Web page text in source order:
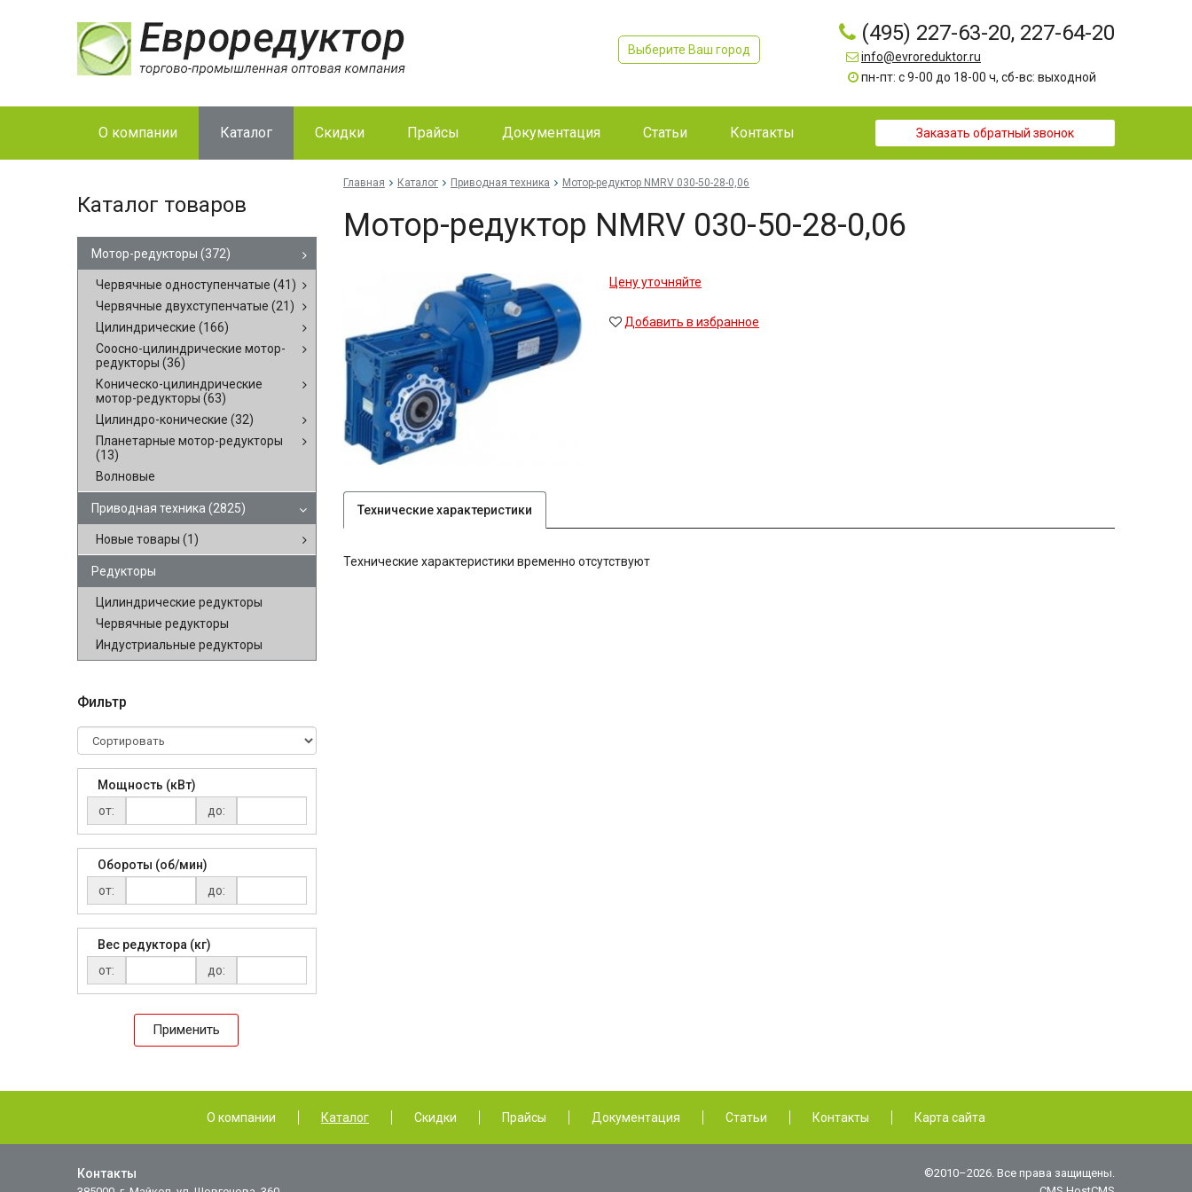
Выберите Ваш город
(495) 227-63-20, 227-64-20
info@evroreduktor.ru
пн-пт: с 9-00 до 18-00 ч, сб-вс: выходной
О компании Каталог Скидки Прайсы Документация Статьи Контакты Заказать обратный звонок
Каталог товаров
Мотор-редукторы (372)
Червячные одноступенчатые (41)
Червячные двухступенчатые (21)
Цилиндрические (166)
Соосно-цилиндрические мотор-
редукторы (36)
Коническо-цилиндрические
мотор-редукторы (63)
Цилиндро-конические (32)
Планетарные мотор-редукторы
(13)
Волновые
Приводная техника (2825)
Новые товары (1)
Редукторы
Цилиндрические редукторы
Червячные редукторы
Индустриальные редукторы
Фильтр
Мощность (кВт)
от:
до:
Обороты (об/мин)
от:
до:
Вес редуктора (кг)
от:
до:
Применить
Главная Каталог Приводная техника Мо­тор-ре­дук­тор NMRV 030-50-28-0,06
Мо­тор-ре­дук­тор NMRV 030-50-28-0,06
Цену уточняйте
Добавить в избранное
Технические характеристики
Технические характеристики временно отсутствуют
О компании Каталог Скидки Прайсы Документация Статьи Контакты Карта сайта
Контакты
©2010–2026. Все права защищены.